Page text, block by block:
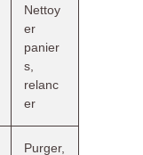
Nettoy
er
panier
s,
relanc
er
Purger,